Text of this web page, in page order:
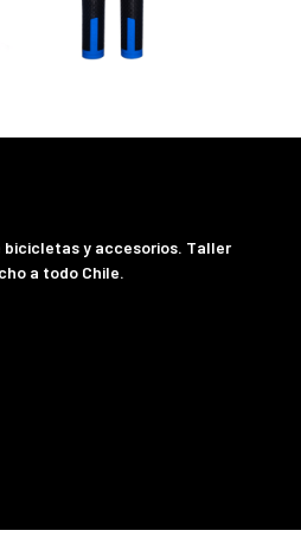
bicicletas y accesorios. Taller
a todo Chile.